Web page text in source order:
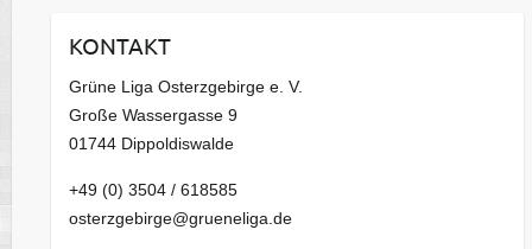
KONTAKT
Grüne Liga Osterzgebirge e. V.
Große Wassergasse 9
01744 Dippoldiswalde
+49 (0) 3504 / 618585
osterzgebirge@grueneliga.de